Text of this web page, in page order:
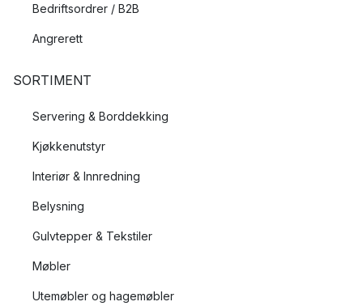
Bedriftsordrer / B2B
Angrerett
SORTIMENT
Servering & Borddekking
Kjøkkenutstyr
Interiør & Innredning
Belysning
Gulvtepper & Tekstiler
Møbler
Utemøbler og hagemøbler